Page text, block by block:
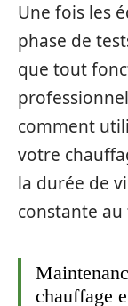
Une fois les
phase de
que tout
comment
votre
la durée de
constante au
chauffage